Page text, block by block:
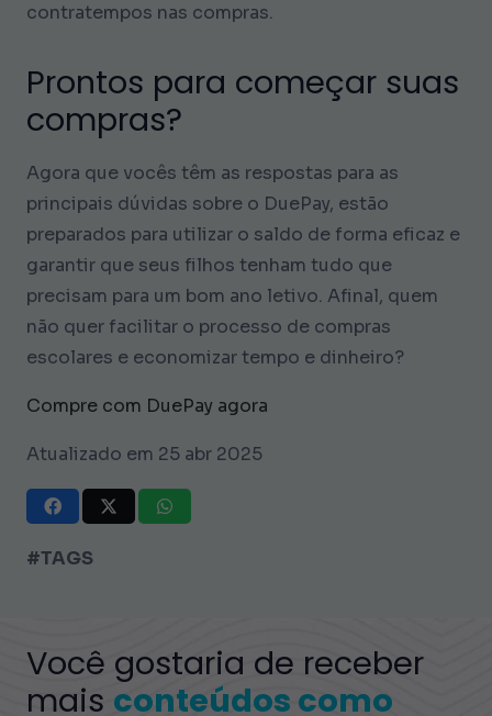
contratempos nas compras.
Prontos para começar suas
compras?
Agora que vocês têm as respostas para as
principais dúvidas sobre o DuePay, estão
preparados para utilizar o saldo de forma eficaz e
garantir que seus filhos tenham tudo que
precisam para um bom ano letivo. Afinal, quem
não quer facilitar o processo de compras
escolares e economizar tempo e dinheiro?
Compre com DuePay agora
Atualizado em 25 abr 2025
#TAGS
Você gostaria de receber
mais conteúdos como